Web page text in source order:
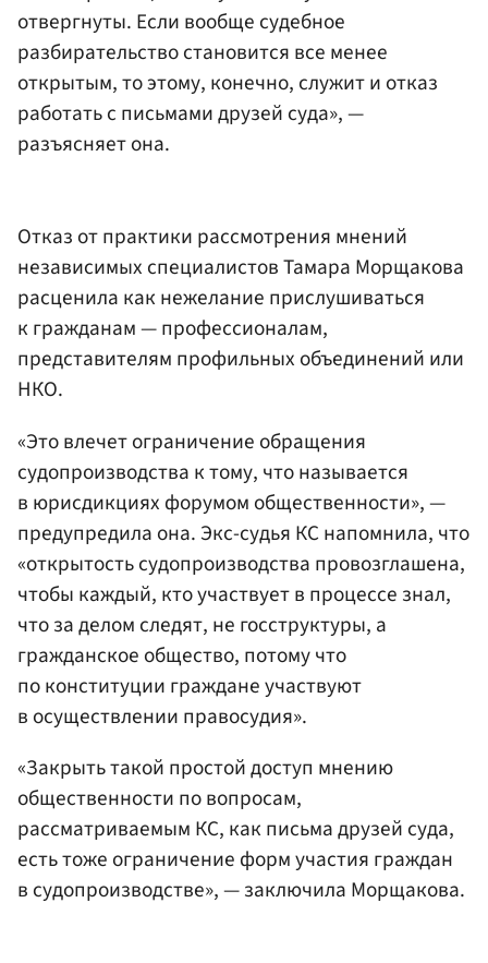
отвергнуты. Если вообще судебное
разбирательство становится все менее
открытым, то этому, конечно, служит и отказ
работать с письмами друзей суда», —
разъясняет она.
Отказ от практики рассмотрения мнений
независимых специалистов Тамара Морщакова
расценила как нежелание прислушиваться
к гражданам — профессионалам,
представителям профильных объединений или
НКО.
«Это влечет ограничение обращения
судопроизводства к тому, что называется
в юрисдикциях форумом общественности», —
предупредила она. Экс-судья КС напомнила, что
«открытость судопроизводства провозглашена,
чтобы каждый, кто участвует в процессе знал,
что за делом следят, не госструктуры, а
гражданское общество, потому что
по конституции граждане участвуют
в осуществлении правосудия».
«Закрыть такой простой доступ мнению
общественности по вопросам,
рассматриваемым КС, как письма друзей суда,
есть тоже ограничение форм участия граждан
в судопроизводстве», — заключила Морщакова.